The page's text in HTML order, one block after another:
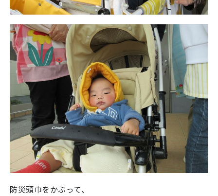
防災頭巾をかぶって、